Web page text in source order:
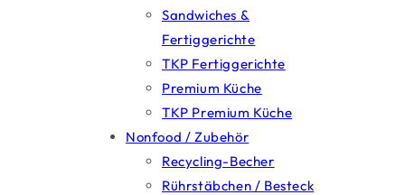
Sandwiches &
Fertiggerichte
TKP Fertiggerichte
Premium Küche
TKP Premium Küche
Nonfood / Zubehör
Recycling-Becher
Rührstäbchen / Besteck